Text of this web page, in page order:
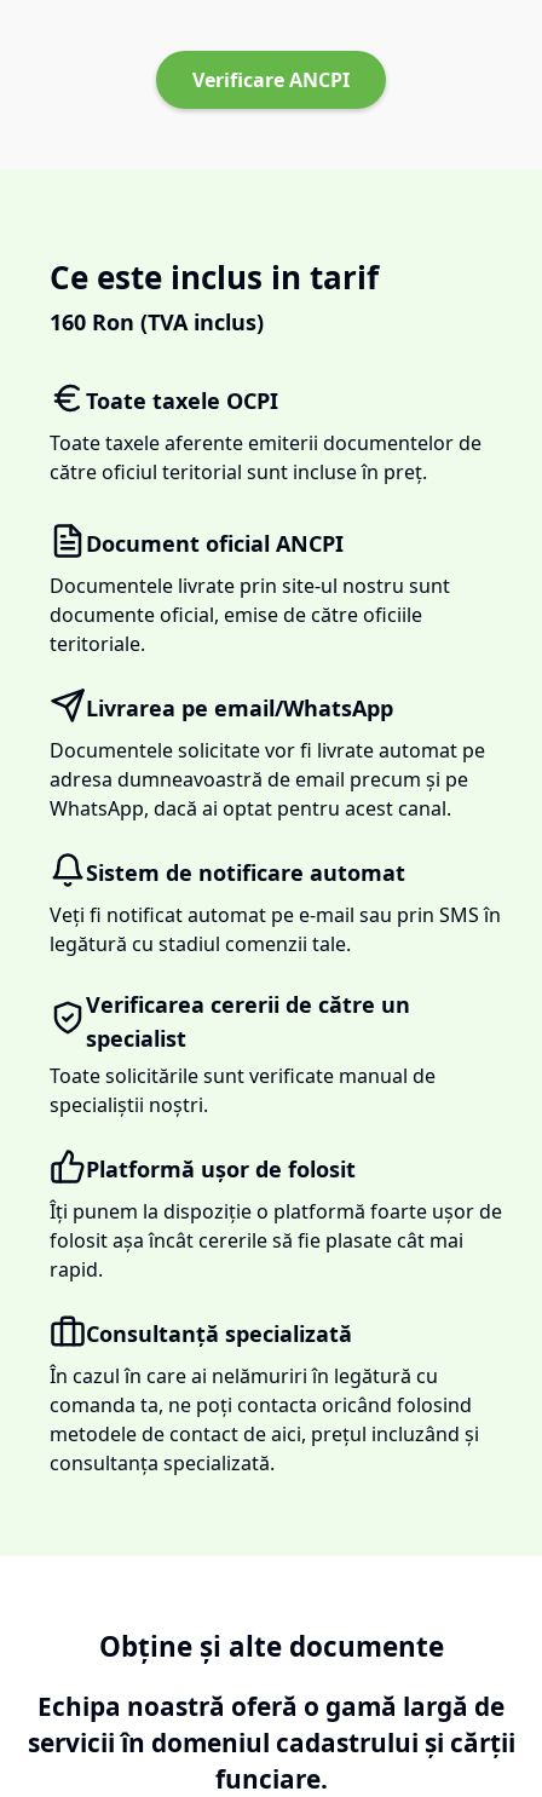
Verificare ANCPI
Ce este inclus in tarif
160 Ron (TVA inclus)
Toate taxele OCPI
Toate taxele aferente emiterii documentelor de
către oficiul teritorial sunt incluse în preț.
Document oficial ANCPI
Documentele livrate prin site-ul nostru sunt
documente oficial, emise de către oficiile
teritoriale.
Livrarea pe email/WhatsApp
Documentele solicitate vor fi livrate automat pe
adresa dumneavoastră de email precum și pe
WhatsApp, dacă ai optat pentru acest canal.
Sistem de notificare automat
Veți fi notificat automat pe e-mail sau prin SMS în
legătură cu stadiul comenzii tale.
Verificarea cererii de către un
specialist
Toate solicitările sunt verificate manual de
specialiștii noștri.
Platformă ușor de folosit
Îți punem la dispoziție o platformă foarte ușor de
folosit așa încât cererile să fie plasate cât mai
rapid.
Consultanță specializată
În cazul în care ai nelămuriri în legătură cu
comanda ta, ne poți contacta oricând folosind
metodele de contact de aici, prețul incluzând și
consultanța specializată.
Obține și alte documente
Echipa noastră oferă o gamă largă de
servicii în domeniul cadastrului și cărții
funciare.